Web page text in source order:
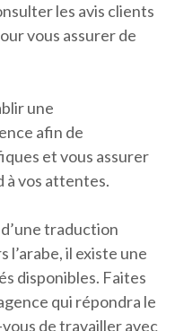
les avis clients
vous assurer de
une
afin de
et vous assurer
à vos attentes.
traduction
il existe une
disponibles. Faites
qui répondra le
de travailler avec